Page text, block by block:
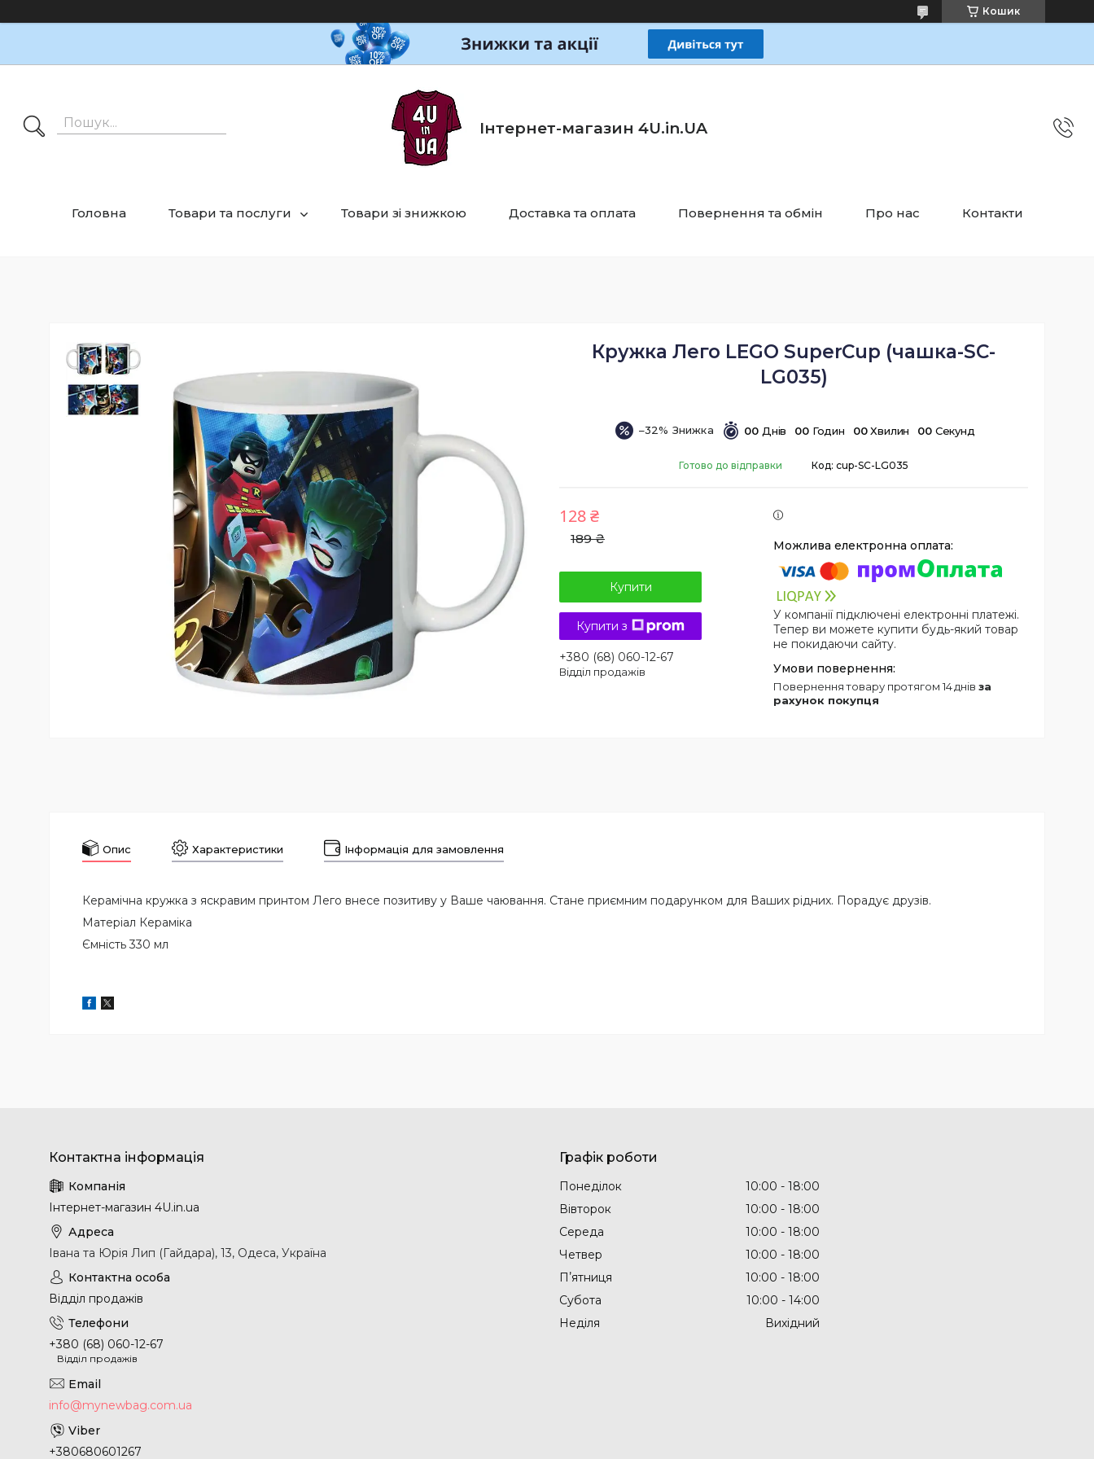
Кошик
Інтернет-магазин 4U.in.UA
Головна Товари та послуги Товари зі знижкою Доставка та оплата Повернення та обмін Про нас Контакти
Кружка Лего LEGO SuperCup (чашка-SC-
LG035)
–32% 00 Днів 00 Годин 00 Хвилин 00 Секунд
Готово до відправки Код: cup-SC-LG035
189 ₴
128 ₴
Купити
Купити з
+380 (68) 060-12-67
Відділ продажів
У компанії підключені електронні платежі.
Тепер ви можете купити будь-який товар
не покидаючи сайту.
повернення товару протягом 14 днів за
рахунок покупця
Опис Характеристики Інформація для замовлення
Керамічна кружка з яскравим принтом Лего внесе позитиву у Ваше чаювання. Стане приємним подарунком для Ваших рідних. Порадує друзів.
Матеріал Кераміка
Ємність 330 мл
Інтернет-магазин 4U.in.ua
Івана та Юрія Лип (Гайдара), 13, Одеса, Україна
Відділ продажів
+380 (68) 060-12-67
Відділ продажів
info@mynewbag.com.ua
+380680601267
Графік роботи
Понеділок 10:00
18:00
Вівторок
10:00
18:00
Середа
10:00
18:00
Четвер
10:00
18:00
Пʼятниця
10:00
18:00
Субота
10:00
14:00
Неділя
Вихідний